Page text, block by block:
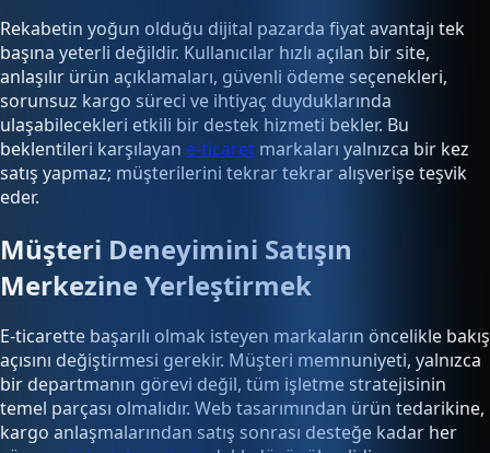
Rekabetin yoğun olduğu dijital pazarda fiyat avantajı tek
başına yeterli değildir. Kullanıcılar hızlı açılan bir site,
anlaşılır ürün açıklamaları, güvenli ödeme seçenekleri,
sorunsuz kargo süreci ve ihtiyaç duyduklarında
ulaşabilecekleri etkili bir destek hizmeti bekler. Bu
beklentileri karşılayan e-ticaret markaları yalnızca bir kez
satış yapmaz; müşterilerini tekrar tekrar alışverişe teşvik
eder.
Müşteri Deneyimini Satışın
Merkezine Yerleştirmek
E-ticarette başarılı olmak isteyen markaların öncelikle bakış
açısını değiştirmesi gerekir. Müşteri memnuniyeti, yalnızca
bir departmanın görevi değil, tüm işletme stratejisinin
temel parçası olmalıdır. Web tasarımından ürün tedarikine,
kargo anlaşmalarından satış sonrası desteğe kadar her